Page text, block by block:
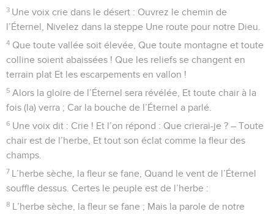
3 Une voix crie dans le désert : Ouvrez le chemin de
l’Éternel, Nivelez dans la steppe Une route pour notre Dieu.
4 Que toute vallée soit élevée, Que toute montagne et toute
colline soient abaissées ! Que les reliefs se changent en
terrain plat Et les escarpements en vallon !
5 Alors la gloire de l’Éternel sera révélée, Et toute chair à la
fois (la) verra ; Car la bouche de l’Éternel a parlé.
6 Une voix dit : Crie ! Et l’on répond : Que crierai-je ? – Toute
chair est de l’herbe, Et tout son éclat comme la fleur des
champs.
7 L’herbe sèche, la fleur se fane, Quand le vent de l’Éternel
souffle dessus. Certes le peuple est de l’herbe :
8 L’herbe sèche, la fleur se fane ; Mais la parole de notre